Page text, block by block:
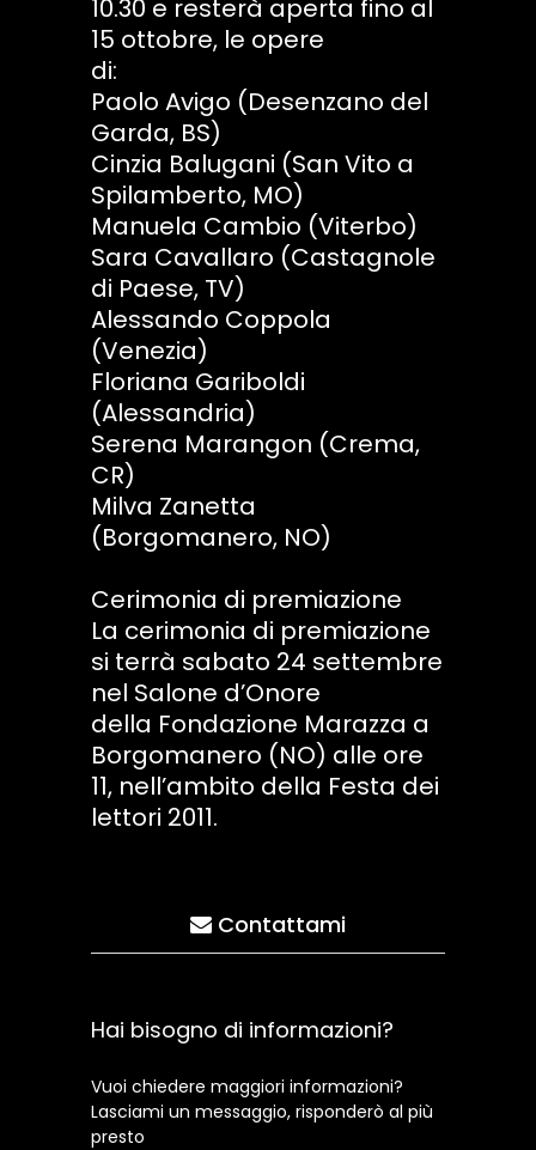
10.30 e resterà aperta fino al
15 ottobre, le opere
di:
Paolo Avigo (Desenzano del
Garda, BS)
Cinzia Balugani (San Vito a
Spilamberto, MO)
Manuela Cambio (Viterbo)
Sara Cavallaro (Castagnole
di Paese, TV)
Alessando Coppola
(Venezia)
Floriana Gariboldi
(Alessandria)
Serena Marangon (Crema,
CR)
Milva Zanetta
(Borgomanero, NO)
Cerimonia di premiazione
La cerimonia di premiazione
si terrà sabato 24 settembre
nel Salone d’Onore
della Fondazione Marazza a
Borgomanero (NO) alle ore
11, nell’ambito della Festa dei
lettori 2011.
Contattami
Hai bisogno di informazioni?
Vuoi chiedere maggiori informazioni?
Lasciami un messaggio, risponderò al più
presto